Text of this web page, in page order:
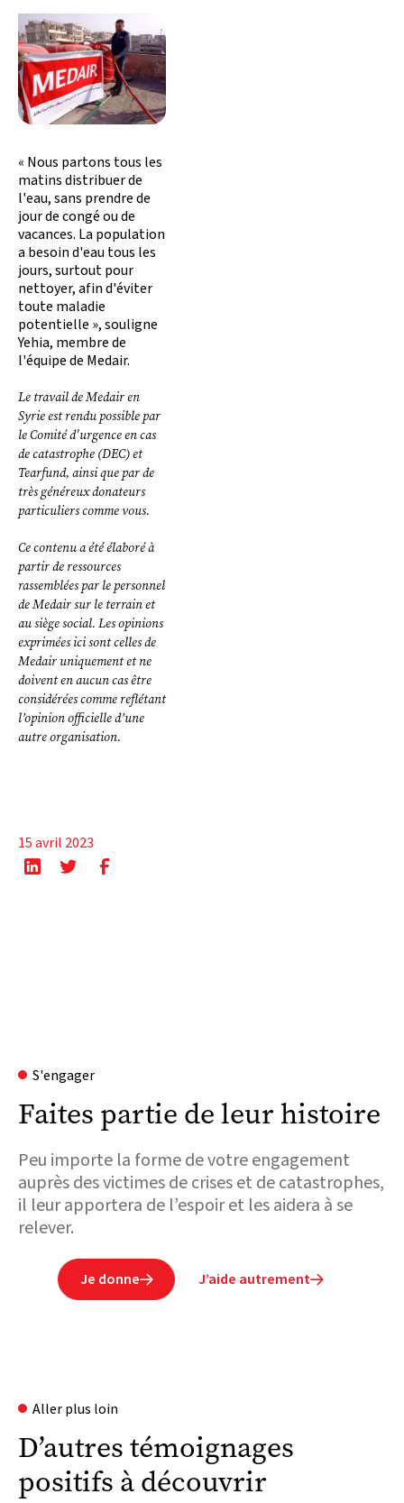
« Nous partons tous les
matins distribuer de
l'eau, sans prendre de
jour de congé ou de
vacances. La population
a besoin d'eau tous les
jours, surtout pour
nettoyer, afin d'éviter
toute maladie
potentielle », souligne
Yehia, membre de
l'équipe de Medair.
Le travail de Medair en
Syrie est rendu possible par
le Comité d'urgence en cas
de catastrophe (DEC) et
Tearfund, ainsi que par de
très généreux donateurs
particuliers comme vous.
Ce contenu a été élaboré à
partir de ressources
rassemblées par le personnel
de Medair sur le terrain et
au siège social. Les opinions
exprimées ici sont celles de
Medair uniquement et ne
doivent en aucun cas être
considérées comme reflétant
l’opinion officielle d’une
autre organisation.
15 avril 2023
S'engager
Faites partie de leur histoire
Peu importe la forme de votre engagement
auprès des victimes de crises et de catastrophes,
il leur apportera de l’espoir et les aidera à se
relever.
Je donne J’aide autrement
Aller plus loin
D’autres témoignages
positifs à découvrir